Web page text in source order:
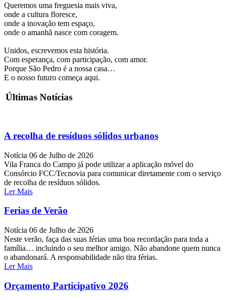
Queremos uma freguesia mais viva,
onde a cultura floresce,
onde a inovação tem espaço,
onde o amanhã nasce com coragem.
Unidos, escrevemos esta história.
Com esperança, com participação, com amor.
Porque São Pedro é a nossa casa…
E o nosso futuro começa aqui.
Últimas Notícias
A recolha de resíduos sólidos urbanos
Notícia 06 de Julho de 2026
Vila Franca do Campo já pode utilizar a aplicação móvel do
Consórcio FCC/Tecnovia para comunicar diretamente com o serviço
de recolha de resíduos sólidos.
Ler Mais
Ferias de Verão
Notícia 06 de Julho de 2026
Neste verão, faça das suas férias uma boa recordação para toda a
família… incluindo o seu melhor amigo. Não abandone quem nunca
o abandonará. A responsabilidade não tira férias.
Ler Mais
Orçamento Participativo 2026